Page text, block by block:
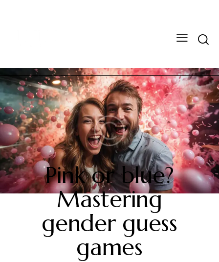
GENDER REVEAL
Pink or blue?
Mastering
gender guess
games